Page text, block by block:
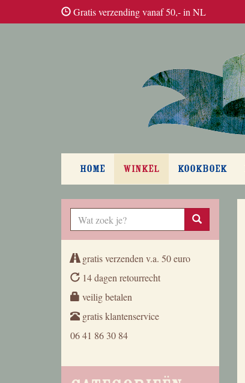
Gratis verzending vanaf 50,- in NL
HOME WINKEL KOOKBOEK
gratis verzenden v.a. 50 euro
14 dagen retourrecht
veilig betalen
gratis klantenservice
06 41 86 30 84